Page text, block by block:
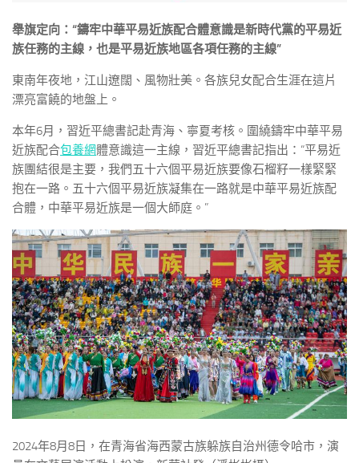
舉旗定向：“鑄牢中華平易近族配合體意識是新時代黨的平易近
族任務的主線，也是平易近族地區各項任務的主線”
東南年夜地，江山遼闊、風物壯美。各族兒女配合生涯在這片
漂亮富饒的地盤上。
本年6月，習近平總書記赴青海、寧夏考核。圍繞鑄牢中華平易
近族配合包養網體意識這一主線，習近平總書記指出：“平易近
族團結很是主要，我們五十六個平易近族要像石榴籽一樣緊緊
抱在一路。五十六個平易近族凝集在一路就是中華平易近族配
合體，中華平易近族是一個大師庭。”
2024年8月8日，在青海省海西蒙古族躲族自治州德令哈市，演